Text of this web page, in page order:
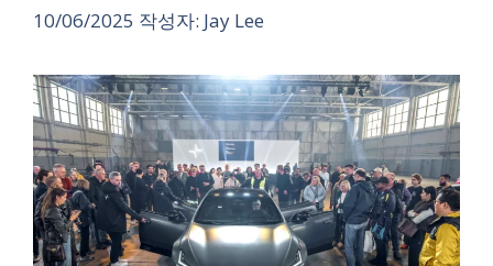
10/06/2025 작성자: Jay Lee